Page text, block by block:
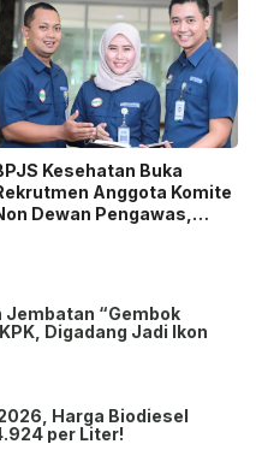
Kesehatan Buka
Anggota Komite
Dewan Pengawas,
Jembatan “Gembok
Digadang Jadi Ikon
Harga Biodiesel
per Liter!